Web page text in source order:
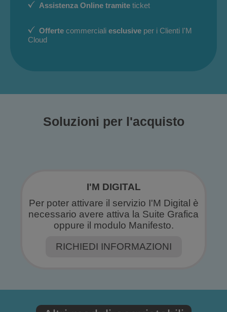
Assistenza Online tramite ticket
Offerte commercialiesclusive per i Clienti I'M
Cloud
Soluzioni per l'acquisto
I'M DIGITAL
Per poter attivare il servizio I'M Digital è
necessario avere attiva la Suite Grafica
oppure il modulo Manifesto.
RICHIEDI INFORMAZIONI